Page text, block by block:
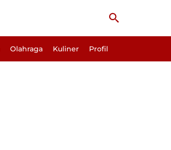
Cari
Olahraga Kuliner Profil